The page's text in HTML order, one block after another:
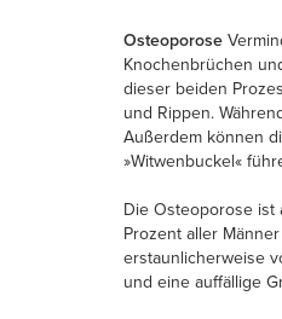
Osteoporose
Knochenbrüchen
dieser beiden
und Rippen.
Außerdem können
»Witwenbuckel«
Die Osteoporose ist
Prozent aller
erstaunlicherweise
und eine auffällige